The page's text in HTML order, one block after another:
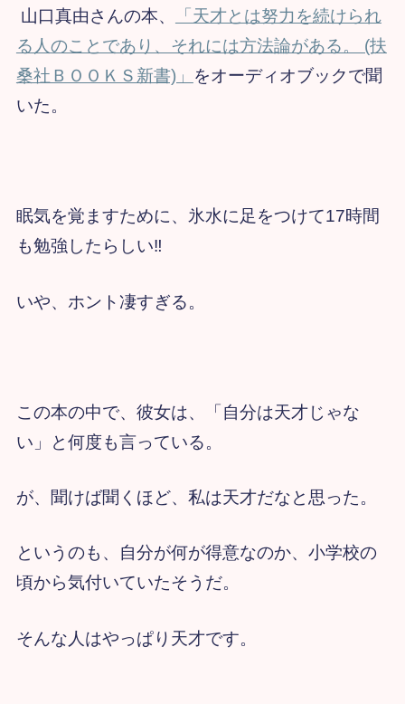
山口真由さんの本、
「天才とは努力を続けられ
る人のことであり、それには方法論がある。 (扶
桑社ＢＯＯＫＳ新書)」 をオーディオブックで聞
いた。
眠気を覚ますために、氷水に足をつけて17時間
も勉強したらしい‼
いや、ホント凄すぎる。
この本の中で、彼女は、「自分は天才じゃな
い」と何度も言っている。
が、聞けば聞くほど、私は天才だなと思った。
というのも、自分が何が得意なのか、小学校の
頃から気付いていたそうだ。
そんな人はやっぱり天才です。